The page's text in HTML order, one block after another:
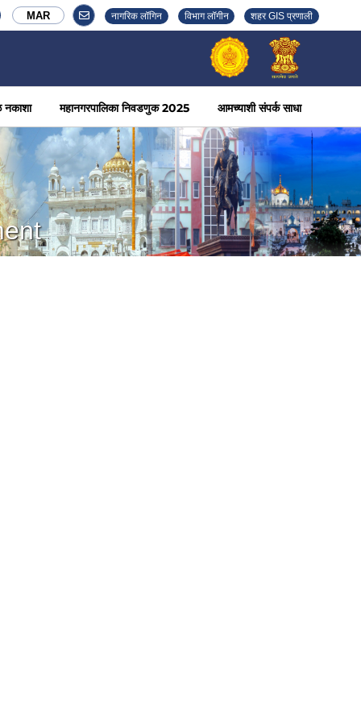
MAR नागरिक लॉगिन विभाग लॉगीन शहर GIS प्रणाली
महानगरपालिका निवडणुक 2025 आमच्याशी संपर्क साधा